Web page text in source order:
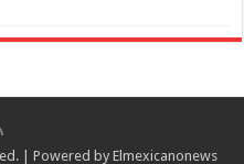
| Powered by Elmexicanonews